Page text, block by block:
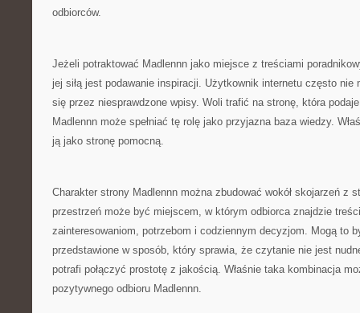
odbiorców.
Jeżeli potraktować Madlennn jako miejsce z treściami
jej siłą jest podawanie inspiracji. Użytkownik internetu często nie
się przez niesprawdzone wpisy. Woli trafić na stronę, która
Madlennn może spełniać tę rolę jako przyjazna baza wiedzy.
ją jako stronę pomocną.
Charakter strony Madlennn można zbudować wokół skojarzeń z
przestrzeń może być miejscem, w którym odbiorca znajdzie
zainteresowaniom, potrzebom i codziennym decyzjom. Mogą to
przedstawione w sposób, który sprawia, że czytanie nie jest
potrafi połączyć prostotę z jakością. Właśnie taka kombinacja
pozytywnego odbioru Madlennn.